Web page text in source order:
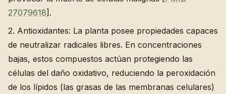
27079618].
2. Antioxidantes: La planta posee propiedades capaces
de neutralizar radicales libres. En concentraciones
bajas, estos compuestos actúan protegiendo las
células del daño oxidativo, reduciendo la peroxidación
de los lípidos (las grasas de las membranas celulares)